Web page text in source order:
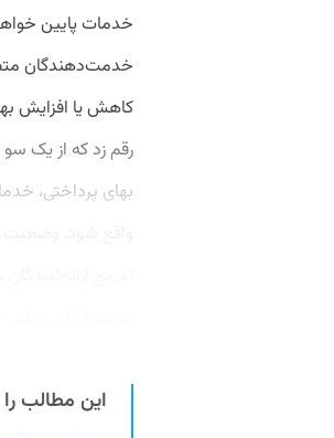
خدمات پایین
خدمت‌دهندگان
کاهش یا افزایش
رقم زد که از یک
بهای پرداختی،
این مطالب